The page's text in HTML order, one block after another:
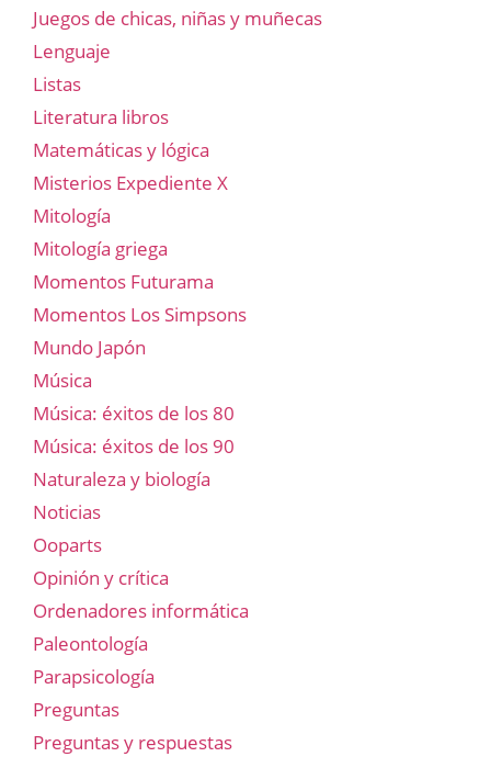
Juegos de chicas, niñas y muñecas
Lenguaje
Listas
Literatura libros
Matemáticas y lógica
Misterios Expediente X
Mitología
Mitología griega
Momentos Futurama
Momentos Los Simpsons
Mundo Japón
Música
Música: éxitos de los 80
Música: éxitos de los 90
Naturaleza y biología
Noticias
Ooparts
Opinión y crítica
Ordenadores informática
Paleontología
Parapsicología
Preguntas
Preguntas y respuestas